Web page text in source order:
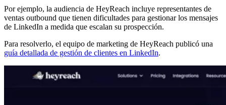
Por ejemplo, la audiencia de HeyReach incluye representantes de
ventas outbound que tienen dificultades para gestionar los mensajes
de LinkedIn a medida que escalan su prospección.
Para resolverlo, el equipo de marketing de HeyReach publicó una
guía detallada de gestión de clientes en LinkedIn.